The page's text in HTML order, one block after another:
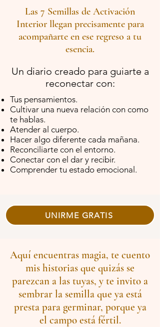
Las 7 Semillas de Activación
Interior llegan precisamente para
acompañarte en ese regreso a tu
esencia.
Un diario creado para guiarte a
reconectar con:
Tus pensamientos.
Cultivar una nueva relación con como
te hablas.
Atender al cuerpo.
Hacer algo diferente cada mañana.
Reconciliarte con el entorno.
Conectar con el dar y recibir.
Comprender tu estado emocional.
UNIRME GRATIS
Aquí encuentras magia, te cuento
mis historias que quizás se
parezcan a las tuyas, y te invito a
sembrar la semilla que ya está
presta para germinar, porque ya
el campo está fértil.